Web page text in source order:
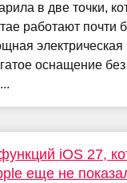
в две точки,
работают почти
электрическая
оснащение
iOS 27,
еще не